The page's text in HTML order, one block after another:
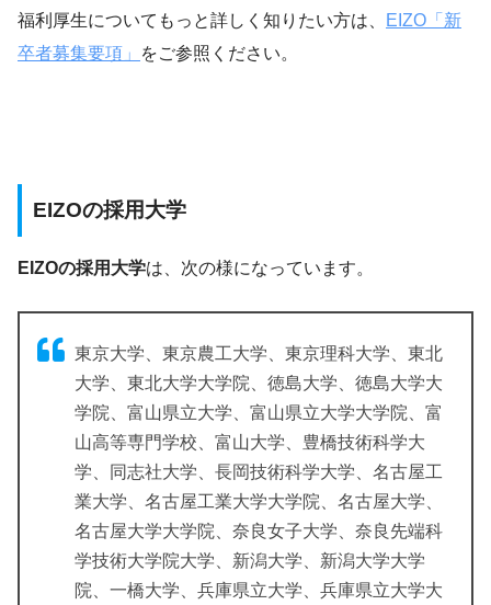
福利厚生についてもっと詳しく知りたい方は、
EIZO「新
卒者募集要項」
をご参照ください。
EIZOの採用大学
EIZOの採用大学は、次の様になっています。
東京大学、東京農工大学、東京理科大学、東北
大学、東北大学大学院、徳島大学、徳島大学大
学院、富山県立大学、富山県立大学大学院、富
山高等専門学校、富山大学、豊橋技術科学大
学、同志社大学、長岡技術科学大学、名古屋工
業大学、名古屋工業大学大学院、名古屋大学、
名古屋大学大学院、奈良女子大学、奈良先端科
学技術大学院大学、新潟大学、新潟大学大学
院、一橋大学、兵庫県立大学、兵庫県立大学大